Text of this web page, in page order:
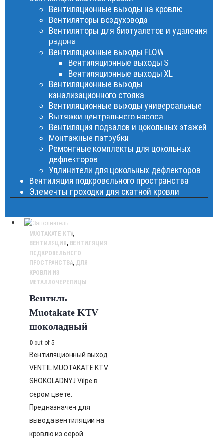
Вентиляционные выходы на кровлю
Вентиляторы воздуховода
Вентиляторы для биотуалетов и удаления
радона
Вентиляционные выходы FLOW
Вентиляционные выходы S
Вентиляционные выходы XL
Вентиляционные выходы
канализационного стояка
Вентиляционные выходы универсальные
Вытяжки центрального насоса
Вентиляция подвалов и цокольных этажей
Монтажные патрубки
Ремонтные комплекты для цокольных
дефлекторов
Удлинители для цокольных дефлекторов
Вентиляция подкровельного пространства
Элементы проходки для скатной кровли
MUOTAKATE KTV,
ВЕНТИЛЯЦИЯ , ВЕНТИЛЯЦИЯ
ПОДКРОВЕЛЬНОГО
ПРОСТРАНСТВА, ДЛЯ
КРОВЛИ ИЗ
МЕТАЛЛОЧЕРЕПИЦЫ
Вентиль
Muotakate KTV
шоколадный
0 out of 5
Вентиляционный выход
VENTIL MUOTAKATE KTV
SHOKOLADNYJ Vilpe в
сером цвете.
Предназначен для
вывода вентиляции на
кровлю из серой